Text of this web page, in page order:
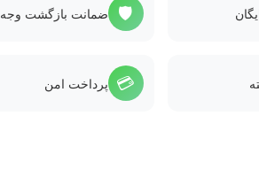
🛡️ ضمانت بازگشت وجه
💳 پرداخت امن